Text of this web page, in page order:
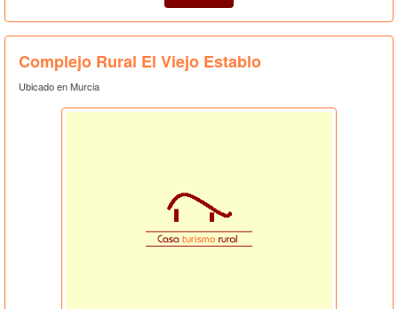
Complejo Rural El Viejo Establo
Ubicado en Murcia